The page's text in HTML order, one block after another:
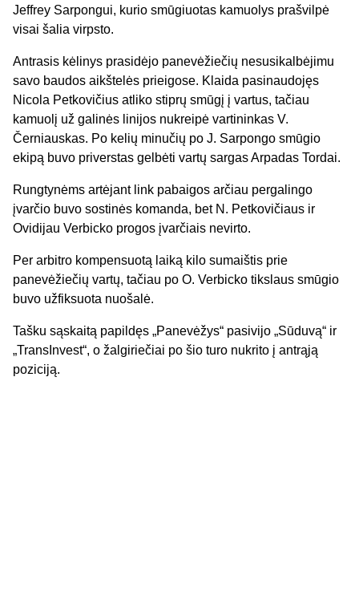
Jeffrey Sarpongui, kurio smūgiuotas kamuolys prašvilpė
visai šalia virpsto.
Antrasis kėlinys prasidėjo panevėžiečių nesusikalbėjimu
savo baudos aikštelės prieigose. Klaida pasinaudojęs
Nicola Petkovičius atliko stiprų smūgį į vartus, tačiau
kamuolį už galinės linijos nukreipė vartininkas V.
Černiauskas. Po kelių minučių po J. Sarpongo smūgio
ekipą buvo priverstas gelbėti vartų sargas Arpadas Tordai.
Rungtynėms artėjant link pabaigos arčiau pergalingo
įvarčio buvo sostinės komanda, bet N. Petkovičiaus ir
Ovidijau Verbicko progos įvarčiais nevirto.
Per arbitro kompensuotą laiką kilo sumaištis prie
panevėžiečių vartų, tačiau po O. Verbicko tikslaus smūgio
buvo užfiksuota nuošalė.
Tašku sąskaitą papildęs „Panevėžys“ pasivijo „Sūduvą“ ir
„TransInvest“, o žalgiriečiai po šio turo nukrito į antrąją
poziciją.